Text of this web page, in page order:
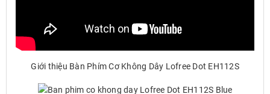
Giới thiệu Bàn Phím Cơ Không Dây Lofree Dot EH112S